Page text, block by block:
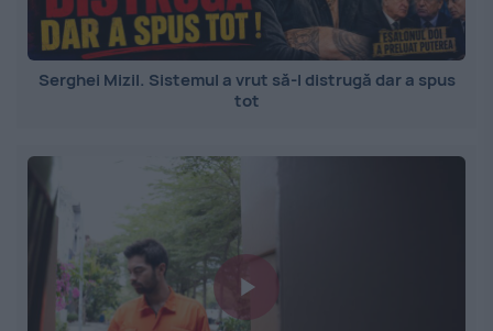
Serghei Mizil. Sistemul a vrut să-l distrugă dar a spus
tot